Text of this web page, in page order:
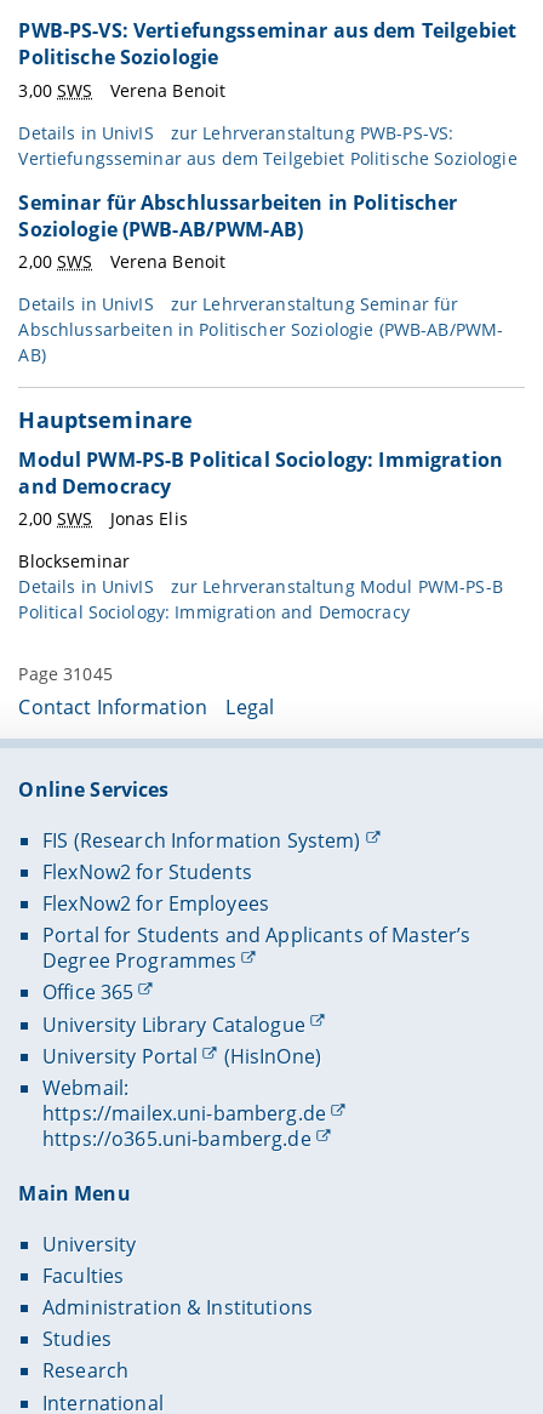
PWB-PS-VS: Vertiefungsseminar aus dem Teilgebiet
Politische Soziologie
3,00SWS
Verena Benoit
Details in UnivIS
zur Lehrveranstaltung PWB-PS-VS:
Vertiefungsseminar aus dem Teilgebiet Politische Soziologie
Seminar für Abschlussarbeiten in Politischer
Soziologie (PWB-AB/PWM-AB)
2,00SWS
Verena Benoit
Details in UnivIS
zur Lehrveranstaltung Seminar für
Abschlussarbeiten in Politischer Soziologie (PWB-AB/PWM-
AB)
Hauptseminare
Modul PWM-PS-B Political Sociology: Immigration
and Democracy
2,00SWS
Jonas Elis
Blockseminar
Details in UnivIS
zur Lehrveranstaltung Modul PWM-PS-B
Political Sociology: Immigration and Democracy
Page 31045
Contact Information Legal
Online Services
FIS (Research Information System)
FlexNow2 for Students
FlexNow2 for Employees
Portal for Students and Applicants of Master’s
Degree Programmes
Office 365
University Library Catalogue
University Portal
(HisInOne)
Webmail:
https://mailex.uni-bamberg.de
https://o365.uni-bamberg.de
Main Menu
University
Faculties
Administration & Institutions
Studies
Research
International